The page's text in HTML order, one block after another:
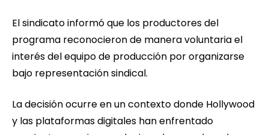
El sindicato informó que los productores del
programa reconocieron de manera voluntaria el
interés del equipo de producción por organizarse
bajo representación sindical.
La decisión ocurre en un contexto donde Hollywood
y las plataformas digitales han enfrentado